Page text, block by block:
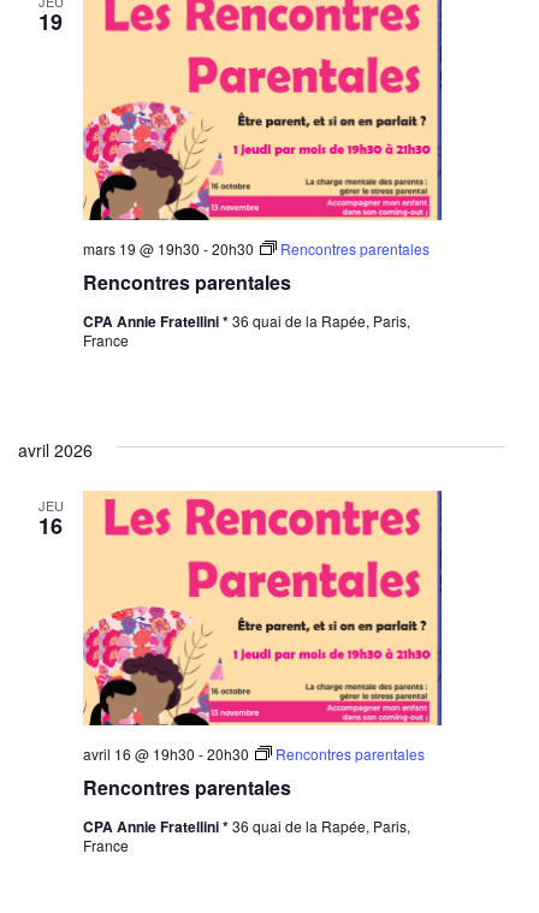
19
Rencontres parentales
mars 19 @ 19h30 -20h30 Rencontres parentales
CPA Annie Fratellini *36 quai de la Rapée, Paris,
France
avril 2026
JEU
16
Rencontres parentales
avril 16 @ 19h30 -20h30 Rencontres parentales
CPA Annie Fratellini *36 quai de la Rapée, Paris,
France